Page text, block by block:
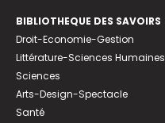
BIBLIOTHEQUE DES SAVOIRS
Droit-Economie-Gestion
Littérature-Sciences Humaines
Sciences
Arts-Design-Spectacle
Santé